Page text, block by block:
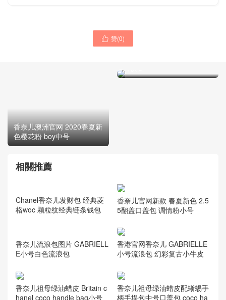
 赞(0)
香奈儿澳洲官网 2020春夏新
色樱花粉 boy中号
香奈儿武汉专柜在哪 香奈儿
相關推薦
Chanel香奈儿发财包 经典菱
格woc 颗粒纹经典链条钱包
香奈儿官网新款 春夏新色 2.5
5翻盖口盖包 调情粉小号